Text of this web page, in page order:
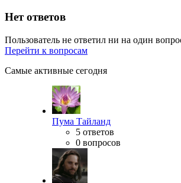
Нет ответов
Пользователь не ответил ни на один
Перейти к вопросам
Самые активные сегодня
Пума Тайланд
5 ответов
0 вопросов